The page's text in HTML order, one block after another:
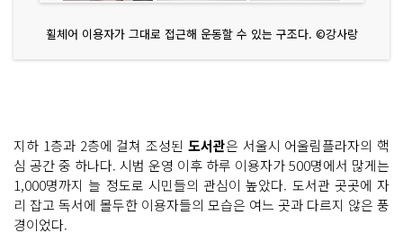
휠체어 이용자가 그대로 접근해 운동할 수 있는 구조다. ©강사랑
지하 1층과 2층에 걸쳐 조성된 도서관은 서울시 어울림플라자의 핵
심 공간 중 하나다. 시범 운영 이후 하루 이용자가 500명에서 많게는
1,000명까지 늘 정도로 시민들의 관심이 높았다. 도서관 곳곳에 자
리 잡고 독서에 몰두한 이용자들의 모습은 여느 곳과 다르지 않은 풍
경이었다.